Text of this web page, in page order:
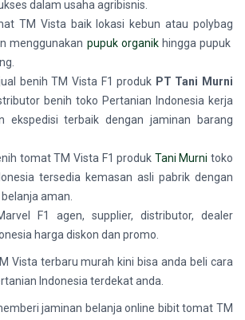
dalam usaha agribisnis.
TM Vista baik lokasi kebun atau polybag
menggunakan pupuk organikhingga pupuk
benih TM Vista F1 produk PT Tani Murni
benih toko Pertanian Indonesia kerja
ekspedisi terbaik dengan jaminan barang
tomat TM Vista F1 produk Tani Murni toko
tersedia kemasan asli pabrik dengan
aman.
F1 agen, supplier, distributor, dealer
harga diskon dan promo.
Vista terbaru murah kini bisa anda beli cara
Indonesia terdekat anda.
jaminan belanja online bibit tomat TM